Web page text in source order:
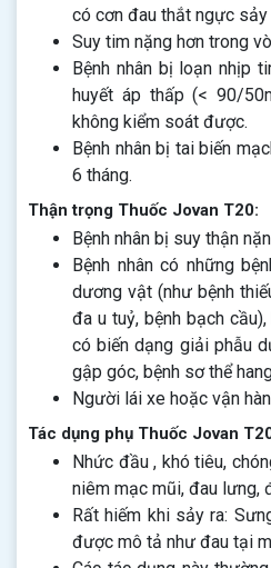
có cơn đau thắt ngực
Suy tim nặng hơn trong
Bệnh nhân bị loạn nhịp
huyết áp thấp (< 90/
không kiểm soát được.
Bệnh nhân bị tai biến
6 tháng.
Thận trọng Thuốc Jovan T20:
Bệnh nhân bị suy thận
Bệnh nhân có những
dương vật (như bệnh
đa u tuỷ, bệnh bạch
có biến dạng giải phẫu
gập góc, bệnh sơ thể
Người lái xe hoặc vận
Tác dụng phụ Thuốc Jovan
Nhức đầu , khó tiêu,
niêm mạc mũi, đau lưng,
Rất hiếm khi sảy ra:
được mô tả như đau tại